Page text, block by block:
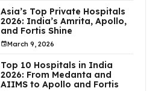
Asia’s Top Private Hospitals
2026: India’s Amrita, Apollo,
and Fortis Shine
March 9, 2026
Top 10 Hospitals in India
2026: From Medanta and
AIIMS to Apollo and Fortis